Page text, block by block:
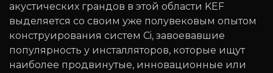
акустических грандов в этой области KEF
выделяется со своим уже полувековым опытом
конструирования систем Ci, завоевавшие
популярность у инсталляторов, которые ищут
наиболее продвинутые, инновационные или